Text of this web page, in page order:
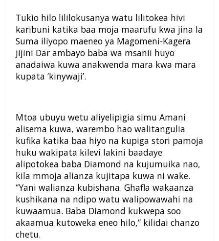
Tukio hilo lililokusanya watu lilitokea hivi
karibuni katika baa moja maarufu kwa jina la
Suma iliyopo maeneo ya Magomeni-Kagera
jijini Dar ambayo baba wa msanii huyo
anadaiwa kuwa anakwenda mara kwa mara
kupata ‘kinywaji’.
Mtoa ubuyu wetu aliyelipigia simu Amani
alisema kuwa, warembo hao walitangulia
kufika katika baa hiyo na kupiga stori pamoja
huku wakipata kilevi lakini baadaye
alipotokea baba Diamond na kujumuika nao,
kila mmoja alianza kujitapa kuwa ni wake.
“Yani walianza kubishana. Ghafla wakaanza
kushikana na ndipo watu walipowawahi na
kuwaamua. Baba Diamond kukwepa soo
akaamua kutoweka eneo hilo,” kilidai chanzo
chetu.